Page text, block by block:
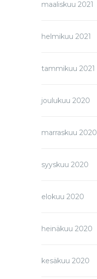
maaliskuu 2021
helmikuu 2021
tammikuu 2021
joulukuu 2020
marraskuu 2020
syyskuu 2020
elokuu 2020
heinäkuu 2020
kesäkuu 2020